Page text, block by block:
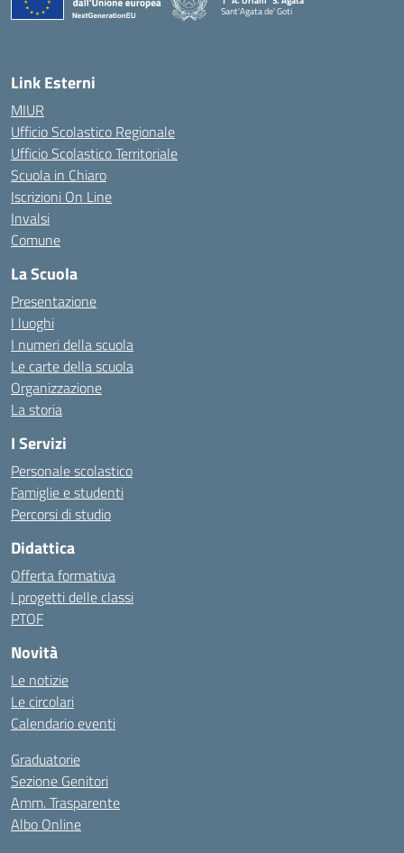
Sant'Agata de' Goti
— Visita la pagina iniziale della scuola
Link Esterni
MIUR
Ufficio Scolastico Regionale
Ufficio Scolastico Territoriale
Scuola in Chiaro
Iscrizioni On Line
Invalsi
Comune
La Scuola
Presentazione
I luoghi
I numeri della scuola
Le carte della scuola
Organizzazione
La storia
I Servizi
Personale scolastico
Famiglie e studenti
Percorsi di studio
Didattica
Offerta formativa
I progetti delle classi
PTOF
Novità
Le notizie
Le circolari
Calendario eventi
Graduatorie
Sezione Genitori
Amm. Trasparente
Albo Online